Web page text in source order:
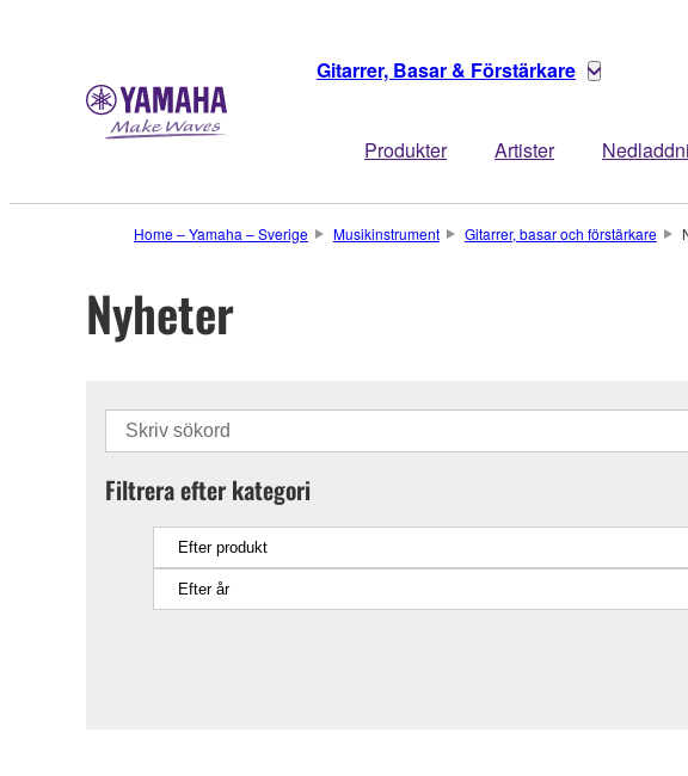
Gitarrer, Basar & Förstärkare
Produkter Artister
Home – Yamaha – Sverige Musikinstrument Gitarrer, basar och förstärkare
Nyheter
Filtrera efter kategori